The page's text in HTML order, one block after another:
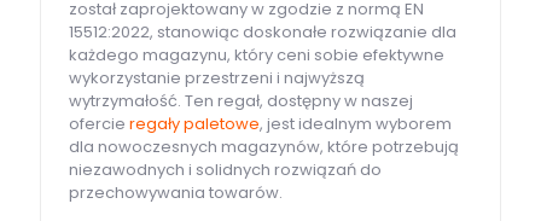
został zaprojektowany w zgodzie z normą EN
15512:2022, stanowiąc doskonałe rozwiązanie dla
każdego magazynu, który ceni sobie efektywne
wykorzystanie przestrzeni i najwyższą
wytrzymałość. Ten regał, dostępny w naszej
ofercieregały paletowe, jest idealnym wyborem
dla nowoczesnych magazynów, które potrzebują
niezawodnych i solidnych rozwiązań do
przechowywania towarów.